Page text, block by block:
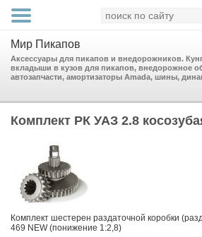
Мир Пикапов
Аксессуары для пикапов и внедорожников.
вкладыши в кузов для пикапов, внедорожное
автозапчасти, амортизаторы Amada, шины,
Комплект РК УАЗ 2.8
Комплект шестерен раздаточной коробки
469 NEW (понижение 1:2,8)